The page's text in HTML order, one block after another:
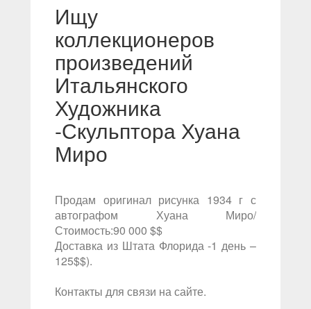
Ищу
коллекционеров
произведений
Итальянского
Художника
-Скульптора Хуана
Миро
Продам оригинал рисунка 1934 г с
автографом Хуана Миро/
Стоимость:90 000 $$
Доставка из Штата Флорида -1 день –
125$$).
Контакты для связи на сайте.